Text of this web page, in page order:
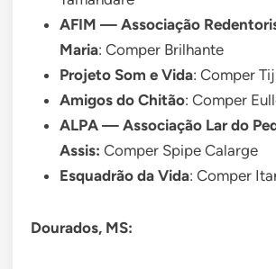
AFIM — Associação
Maria: Comper Brilhante
Projeto Som e Vida: Comper
Amigos do Chitão: Comper
ALPA — Associação Lar do
Assis: Comper Spipe Calarge
Esquadrão da Vida: Comper
Dourados, MS: